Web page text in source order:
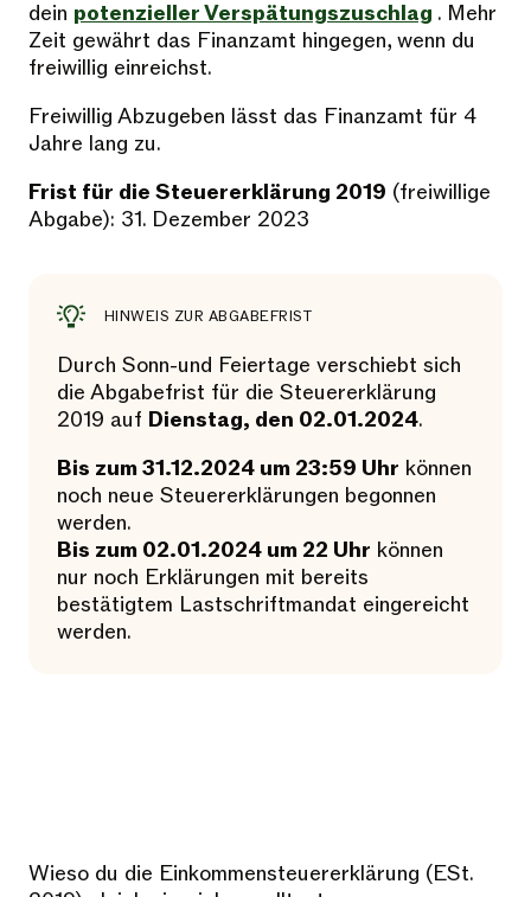
dein potenzieller Verspätungszuschlag . Mehr
Zeit gewährt das Finanzamt hingegen, wenn du
freiwillig einreichst.
Freiwillig Abzugeben lässt das Finanzamt für 4
Jahre lang zu.
Frist für die Steuererklärung 2019 (freiwillige
Abgabe): 31. Dezember 2023
HINWEIS ZUR ABGABEFRIST
Durch Sonn-und Feiertage verschiebt sich
die Abgabefrist für die Steuererklärung
2019 auf Dienstag, den 02.01.2024.
Bis zum 31.12.2024 um 23:59 Uhr können
noch neue Steuererklärungen begonnen
werden.
Bis zum 02.01.2024 um 22 Uhr können
nur noch Erklärungen mit bereits
bestätigtem Lastschriftmandat eingereicht
werden.
Wieso du die Einkommensteuererklärung (ESt.